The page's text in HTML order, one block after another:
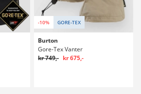
-10% GORE-TEX
Burton
Gore-Tex Vanter
kr 749,- kr 675,-